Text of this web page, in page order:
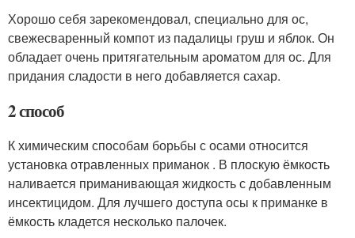
Хорошо себя зарекомендовал, специально для ос,
свежесваренный компот из падалицы груш и яблок. Он
обладает очень притягательным ароматом для ос. Для
придания сладости в него добавляется сахар.
2 способ
К химическим способам борьбы с осами относится
установка отравленных приманок . В плоскую ёмкость
наливается приманивающая жидкость с добавленным
инсектицидом. Для лучшего доступа осы к приманке в
ёмкость кладется несколько палочек.